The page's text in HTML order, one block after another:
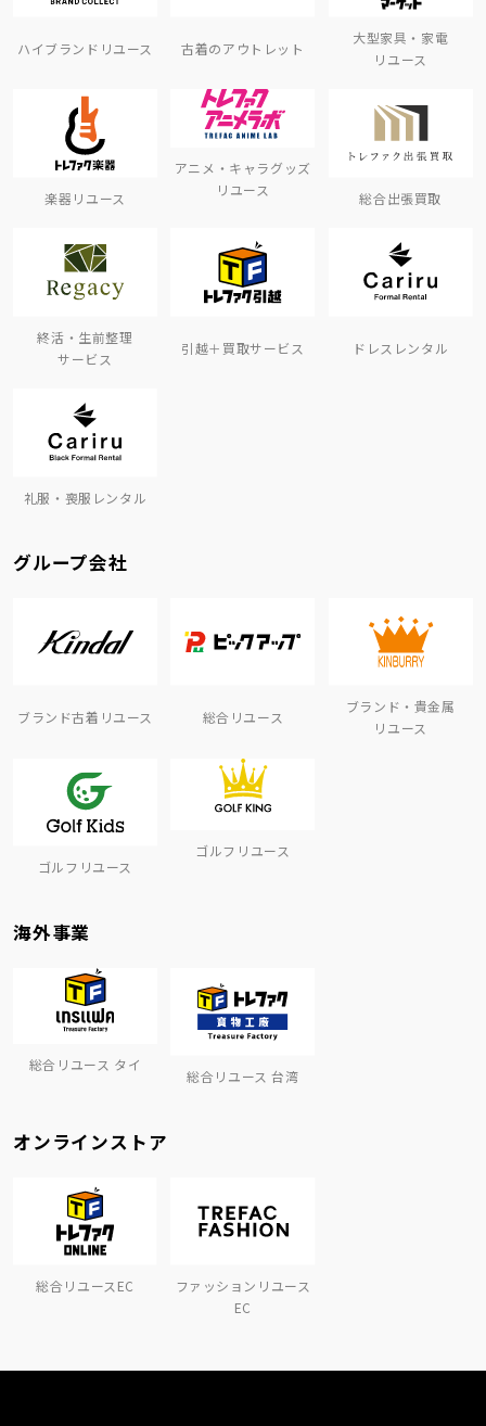
ハイブランドリユース 古着のアウトレット
大型家具・家電
リユース
楽器リユース
アニメ・キャラグッズ
リユース
総合出張買取
終活・生前整理
サービス
引越＋買取サービス ドレスレンタル
礼服・喪服レンタル
グループ会社
ブランド古着リユース 総合リユース
ブランド・貴金属
リユース
ゴルフリユース
ゴルフリユース
海外事業
総合リユース タイ
総合リユース 台湾
オンラインストア
総合リユースEC
ファッションリユース
EC